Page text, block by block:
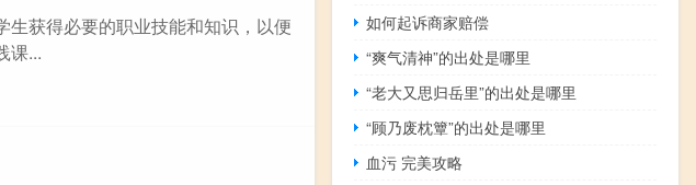
获得必要的职业技能和知识，以便
课...
如何起诉商家赔偿
“爽气清神”的出处是哪里
“老大又思归岳里”的出处是哪里
“顾乃废枕簟”的出处是哪里
血污 完美攻略